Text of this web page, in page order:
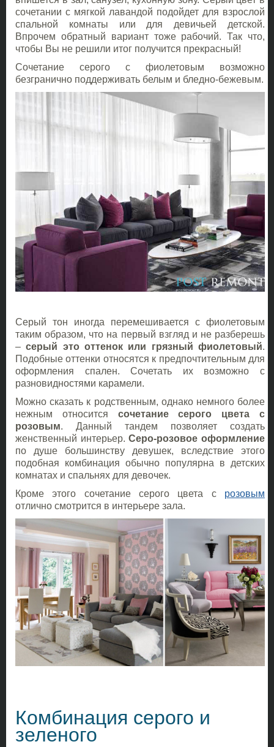
сочетании с мягкой лавандой подойдет для взрослой
спальной комнаты или для девичьей детской.
Впрочем обратный вариант тоже рабочий. Так что,
чтобы Вы не решили итог получится прекрасный!
Сочетание серого с фиолетовым возможно
безгранично поддерживать белым и бледно-бежевым.
Серый тон иногда перемешивается с фиолетовым
таким образом, что на первый взгляд и не разберешь
–серый это оттенок или грязный фиолетовый.
Подобные оттенки относятся к предпочтительным для
оформления спален. Сочетать их возможно с
разновидностями карамели.
Можно сказать к родственным, однако немного более
нежным относится сочетание серого цвета с
розовым. Данный тандем позволяет создать
женственный интерьер.Серо-розовое оформление
по душе большинству девушек, вследствие этого
подобная комбинация обычно популярна в детских
комнатах и спальнях для девочек.
Кроме этого сочетание серого цвета с розовым
отлично смотрится в интерьере зала.
Комбинация серого и
зеленого